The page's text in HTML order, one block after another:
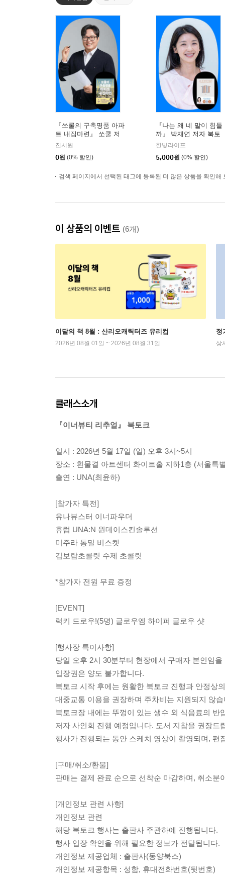
『쏘쿨의 구축명품 아파
트 내집마련』 쏘쿨 저
자 온라인 북토크
진서원
0원 (0% 할인)
『나는 왜 네 말이 힘들
까』 박재연 저자 북토
크
한빛라이프
5,000원 (0% 할인)
검색 페이지에서 선택된 태그에 등록된 더 많은 상품을 확인해
이 상품의 이벤트 (6개)
이달의 책 8월 : 산리오캐릭터즈 유리컵
2026년 08월 01일 ~ 2026년 08월 31일
정
상
클래스소개
『이너뷰티 리추얼』 북토크
일시 : 2026년 5월 17일 (일) 오후 3시~5시
장소 : 흰물결 아트센터 화이트홀 지하1층 (서울특
출연 : UNA(최윤하)
[참가자 특전]
유나뷰스터 이너파우더
휴럼 UNA:N 원데이스킨솔루션
미주라 통밀 비스켓
김보람초콜릿 수제 초콜릿
*참가자 전원 무료 증정
[EVENT]
럭키 드로우!(5명) 글로우엠 하이퍼 글로우 샷
[행사장 특이사항]
당일 오후 2시 30분부터 현장에서 구매자 본인임
입장권은 양도 불가합니다.
북토크 시작 후에는 원활한 북토크 진행과 안정상
대중교통 이용을 권장하며 주차비는 지원되지 않
북토크장 내에는 뚜껑이 있는 생수 외 식음료의 반
저자 사인회 진행 예정입니다. 도서 지참을 권장드
행사가 진행되는 동안 스케치 영상이 촬영되며,
[구매/취소/환불]
판매는 결제 완료 순으로 선착순 마감하며, 취소분
[개인정보 관련 사항]
개인정보 관련
해당 북토크 행사는 출판사 주관하에 진행됩니다.
행사 입장 확인을 위해 필요한 정보가 전달됩니다.
개인정보 제공업체 : 출판사(동양북스)
개인정보 제공항목 : 성함, 휴대전화번호(뒷번호)